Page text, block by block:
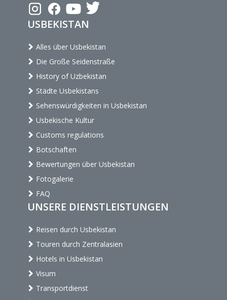
USBEKISTAN
Alles über Usbekistan
Die Große Seidenstraße
History of Uzbekistan
Städte Usbekistans
Sehenswürdigkeiten in Usbekistan
Usbekische Kultur
Customs regulations
Botschaften
Bewertungen über Usbekistan
Fotogalerie
FAQ
UNSERE DIENSTLEISTUNGEN
Reisen durch Usbekistan
Touren durch Zentralasien
Hotels in Usbekistan
Visum
Transportdienst